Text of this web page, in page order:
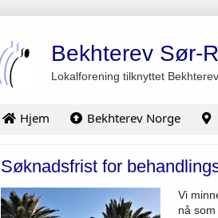
Bekhterev Sør-
Lokalforening tilknyttet
Hjem Bekhterev Norge
Søknadsfrist for
Vi
nå